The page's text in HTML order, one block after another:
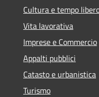
Cultura e tempo
Vita lavorativa
Imprese e Commercio
Appalti pubblici
Catasto e urbanistica
Turismo